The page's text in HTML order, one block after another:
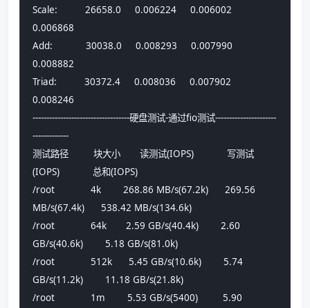
Scale:          26658.0     0.006224     0.006002
0.006868
Add:            30038.0     0.008293     0.007990
0.008882
Triad:          30372.4     0.008036     0.007902
0.008246
-----------------------------------硬盘测试-通过fio测试----------------------
-------------
测试路径         块大小       读测试(IOPS)            写测试
(IOPS)            总和(IOPS)
/root             4k        268.86 MB/s(67.2k)      269.56
MB/s(67.4k)      538.42 MB/s(134.6k)
/root             64k       2.59 GB/s(40.4k)        2.60
GB/s(40.6k)        5.18 GB/s(81.0k)
/root             512k      5.45 GB/s(10.6k)        5.74
GB/s(11.2k)        11.18 GB/s(21.8k)
/root             1m        5.53 GB/s(5400)         5.90